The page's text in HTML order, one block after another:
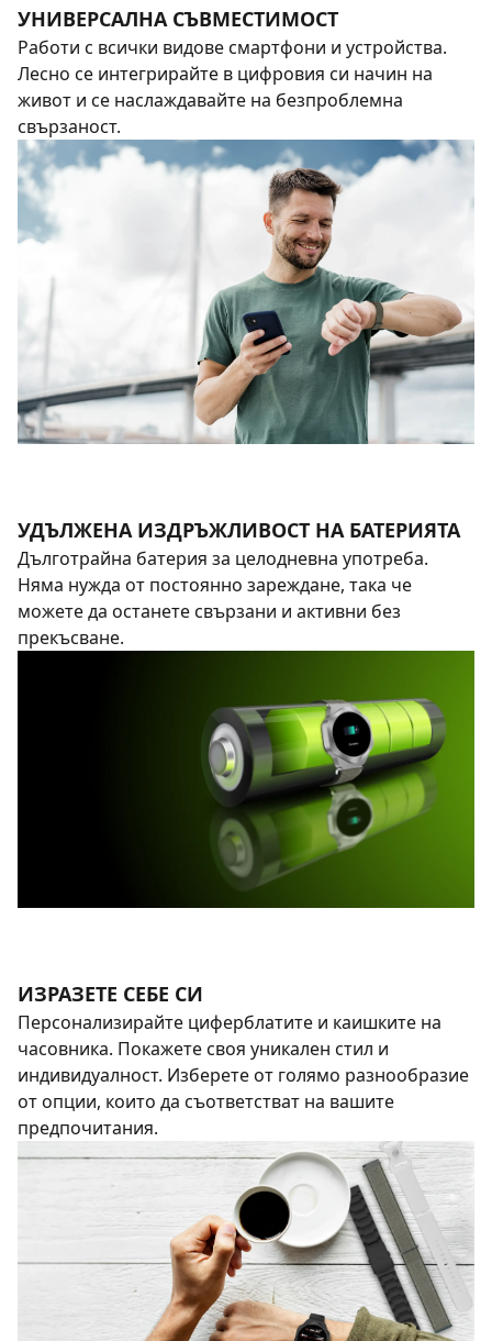
УНИВЕРСАЛНА СЪВМЕСТИМОСТ
Работи с всички видове смартфони и устройства.
Лесно се интегрирайте в цифровия си начин на
живот и се наслаждавайте на безпроблемна
свързаност.
УДЪЛЖЕНА ИЗДРЪЖЛИВОСТ НА БАТЕРИЯТА
Дълготрайна батерия за целодневна употреба.
Няма нужда от постоянно зареждане, така че
можете да останете свързани и активни без
прекъсване.
ИЗРАЗЕТЕ СЕБЕ СИ
Персонализирайте циферблатите и каишките на
часовника. Покажете своя уникален стил и
индивидуалност. Изберете от голямо разнообразие
от опции, които да съответстват на вашите
предпочитания.